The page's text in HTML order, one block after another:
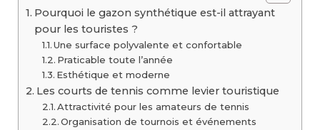
Pourquoi le gazon synthétique est-il attrayant
pour les touristes ?
Une surface polyvalente et confortable
Praticable toute l’année
Esthétique et moderne
Les courts de tennis comme levier touristique
Attractivité pour les amateurs de tennis
Organisation de tournois et événements